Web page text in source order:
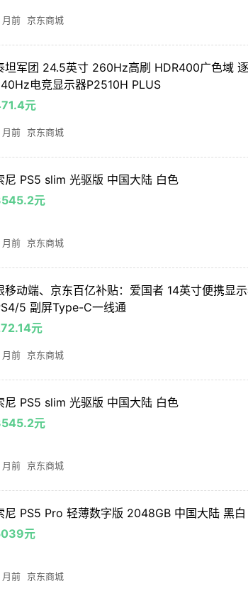
前 京东商城
坦军团 24.5英寸 260Hz高刷 HDR400广色域
电竞显示器P2510H PLUS
元
前 京东商城
尼 PS5 slim 光驱版 中国大陆 白色
元
前 京东商城
移动端、京东百亿补贴：爱国者 14英寸便携显
5 副屏Type-C一线通
元
前 京东商城
尼 PS5 slim 光驱版 中国大陆 白色
元
月前 京东商城
尼 PS5 Pro 轻薄数字版 2048GB 中国大陆 黑白
元
月前 京东商城